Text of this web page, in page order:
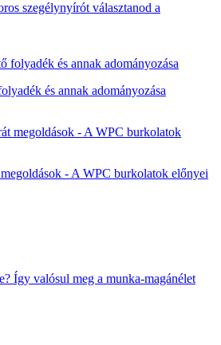
szegélynyírót választanod a
és annak adományozása
- A WPC burkolatok előnyei
Így valósul meg a munka-magánélet